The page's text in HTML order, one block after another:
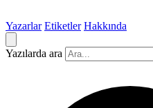
Yazarlar Etiketler Hakkında
Yazılarda ara